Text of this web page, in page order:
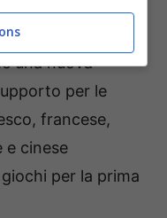
le piattaforme.
una nuova
per le
francese,
e cinese
per la prima